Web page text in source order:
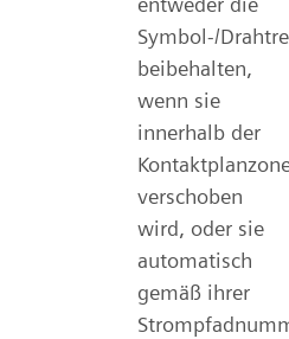
Symbol-/
beibehalten,
wenn sie
innerhalb der
verschoben
wird, oder sie
automatisch
gemäß ihrer